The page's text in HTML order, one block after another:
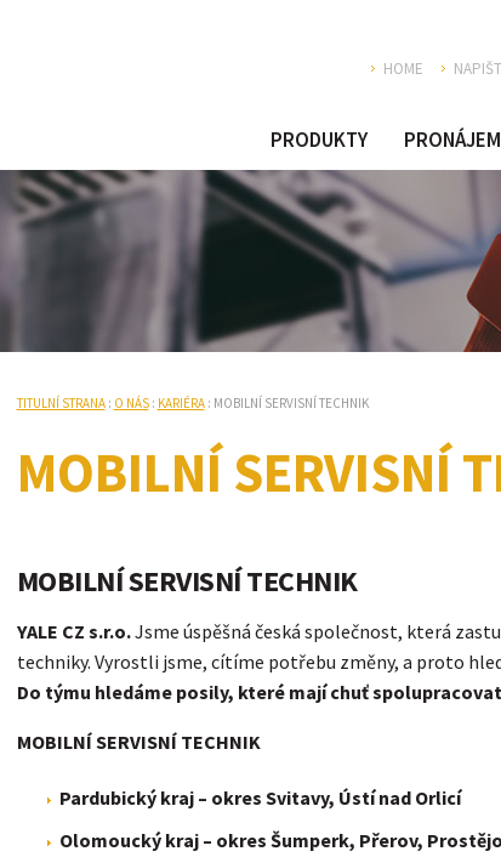
HOME
PRODUKTY PRONÁJEM
TITULNÍ STRANA: O NÁS: KARIÉRA: MOBILNÍ SERVISNÍ TECHNIK
MOBILNÍ SERVISNÍ
MOBILNÍ SERVISNÍ TECHNIK
YALE CZ s.r.o.Jsme úspěšná česká společnost, která
techniky. Vyrostli jsme, cítíme potřebu změny, a proto
Do týmu hledáme posily, které mají chuť
MOBILNÍ SERVISNÍ TECHNIK
Pardubický kraj – okres Svitavy, Ústí nad Orlicí
Olomoucký kraj – okres Šumperk, Přerov,